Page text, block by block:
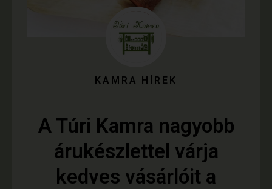
KAMRA HÍREK
A Túri Kamra nagyobb
árukészlettel várja
kedves vásárlóit a